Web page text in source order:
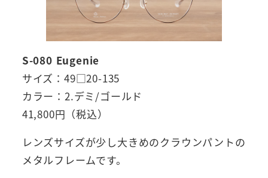
S-080 Eugenie
サイズ：49□20-135
カラー：2.デミ/ゴールド
41,800円（税込）
レンズサイズが少し大きめのクラウンパントの
メタルフレームです。